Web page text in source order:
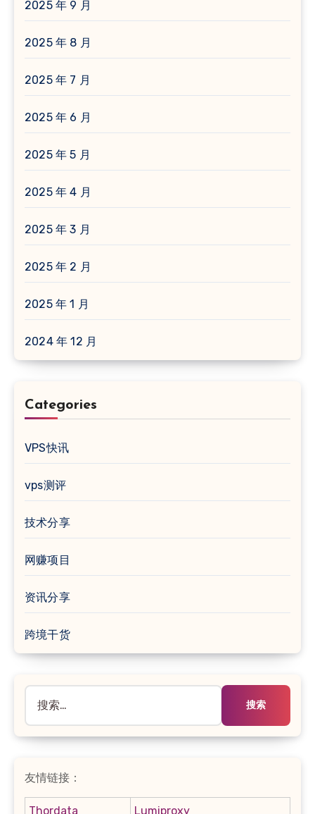
2025 年 9 月
2025 年 8 月
2025 年 7 月
2025 年 6 月
2025 年 5 月
2025 年 4 月
2025 年 3 月
2025 年 2 月
2025 年 1 月
2024 年 12 月
Categories
VPS快讯
vps测评
技术分享
网赚项目
资讯分享
跨境干货
索：
友情链接：
Thordata Lumiproxy